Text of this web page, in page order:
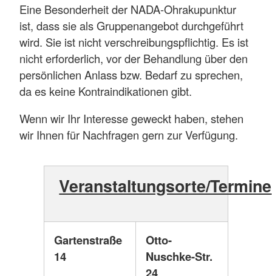
Eine Besonderheit der NADA-Ohrakupunktur
ist, dass sie als Gruppenangebot durchgeführt
wird. Sie ist nicht verschreibungspflichtig. Es ist
nicht erforderlich, vor der Behandlung über den
persönlichen Anlass bzw. Bedarf zu sprechen,
da es keine Kontraindikationen gibt.
Wenn wir Ihr Interesse geweckt haben, stehen
wir Ihnen für Nachfragen gern zur Verfügung.
Veranstaltungsorte/Termine
Gartenstraße
14
Otto-
Nuschke-Str.
24